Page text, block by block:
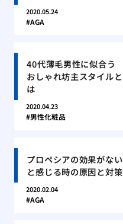
2020.05.24
AGA
40代薄毛男性に似合う
おしゃれ坊主スタイルと
は
2020.04.23
男性化粧品
プロペシアの効果がない
と感じる時の原因と対策
2020.02.04
AGA